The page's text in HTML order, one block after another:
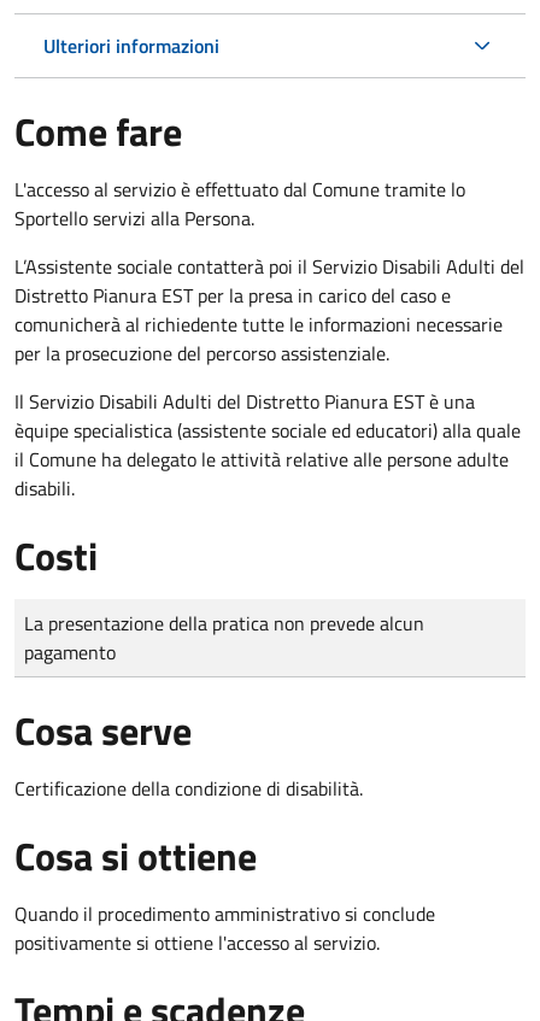
Ulteriori informazioni
Come fare
L'accesso al servizio è effettuato dal Comune tramite lo
Sportello servizi alla Persona.
L’Assistente sociale contatterà poi il Servizio Disabili Adulti del
Distretto Pianura EST per la presa in carico del caso e
comunicherà al richiedente tutte le informazioni necessarie
per la prosecuzione del percorso assistenziale.
Il Servizio Disabili Adulti del Distretto Pianura EST è una
èquipe specialistica (assistente sociale ed educatori) alla quale
il Comune ha delegato le attività relative alle persone adulte
disabili.
Costi
Tipo di pagamento
Importo
La presentazione della pratica non prevede alcun
pagamento
Cosa serve
Certificazione della condizione di disabilità.
Cosa si ottiene
Quando il procedimento amministrativo si conclude
positivamente si ottiene l'accesso al servizio.